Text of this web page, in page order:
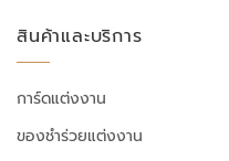
สินค้าและบริการ
การ์ดแต่งงาน
ของชำร่วยแต่งงาน